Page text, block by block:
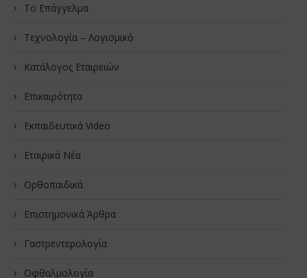
Το Επάγγελμα
Τεχνολογία – Λογισμικό
Κατάλογος Εταιρειών
Επικαιρότητα
Εκπαιδευτικά Video
Εταιρικά Νέα
Oρθοπαιδικά
Επιστημονικά Άρθρα
Γαστρεντερολογία
Οφθαλμολογία